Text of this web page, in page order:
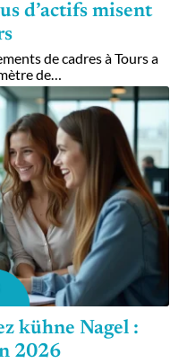
d’actifs misent
de cadres à Tours a
de…
kühne Nagel :
2026